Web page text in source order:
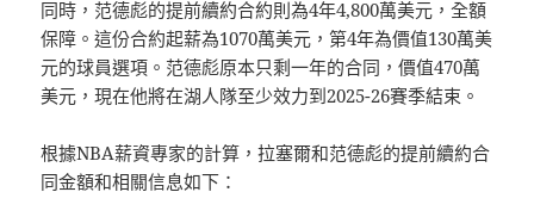
同時，范德彪的提前續約合約則為4年4,800萬美元，全額
保障。這份合約起薪為1070萬美元，第4年為價值130萬美
元的球員選項。范德彪原本只剩一年的合同，價值470萬
美元，現在他將在湖​​人隊至少效力到2025-26賽季結束。
根據NBA薪資專家的計算，拉塞爾和范德彪的提前續約合
同金額和相關信息如下：